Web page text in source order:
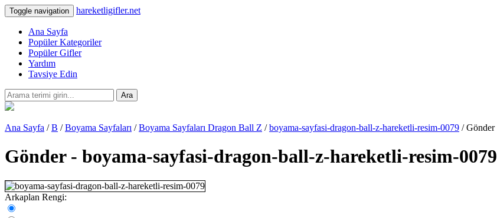
Toggle navigation hareketligifler.net
Ana Sayfa
Popüler Kategoriler
Popüler Gifler
Yardım
Tavsiye Edin
Ara
Ana Sayfa /B /Boyama Sayfaları /Boyama Sayfaları Dragon Ball Z /boyama-sayfasi-dragon-ball-z-hareketli-resim-0079 / Gönder
Gönder - boyama-sayfasi-dragon-ball-z-hareketli-resim-0079
Arkaplan Rengi: